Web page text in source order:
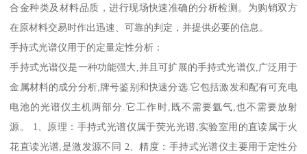
合金种类及材料品质，进行现场快速准确的分析检测。为购销双方
在原材料交易时作出迅速、可靠的判定，并提供必要的信息。
手持式光谱仪用于的定量定性分析：
手持式光谱仪是一种功能强大,并且可扩展的手持式光谱仪,广泛用于
金属材料的成分分析,牌号鉴别和快速分选.它包括激发和配有可充电
电池的光谱仪主机两部分.它工作时,既不需要氩气,也不需要放射
源。 1、原理：手持式光谱仪属于荧光光谱,实验室用的直读属于火
花直读光谱,是激发源不同 2、精度：手持式光谱仪主要用于定性分